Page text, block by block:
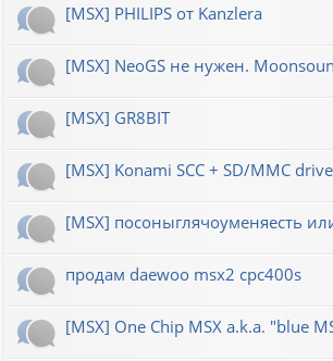
[MSX] PHILIPS от Kanzlera
[MSX] NeoGS не нужен.
[MSX] GR8BIT
[MSX] Konami SCC + SD/MMC drive
[MSX] посоныглячоуменяесть
продам daewoo msx2 cpc400s
[MSX] One Chip MSX a.k.a. "blue